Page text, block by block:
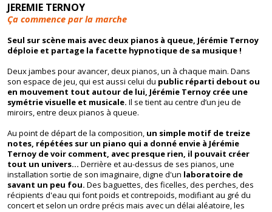
JEREMIE TERNOY
Ça commence par la marche
Seul sur scène mais avec deux pianos à queue, Jérémie Ternoy
déploie et partage la facette hypnotique de sa musique !
Deux jambes pour avancer, deux pianos, un à chaque main. Dans
son espace de jeu, qui est aussi celui du public réparti debout ou
en mouvement tout autour de lui, Jérémie Ternoy crée une
symétrie visuelle et musicale. Il se tient au centre d’un jeu de
miroirs, entre deux pianos à queue.
Au point de départ de la composition, un simple motif de treize
notes, répétées sur un piano qui a donné envie à Jérémie
Ternoy de voir comment, avec presque rien, il pouvait créer
tout un univers… Derrière et au-dessus de ses pianos, une
installation sortie de son imaginaire, digne d'un laboratoire de
savant un peu fou. Des baguettes, des ficelles, des perches, des
récipients d'eau qui font poids et contrepoids, modifiant au gré du
concert et selon un ordre précis mais avec un délai aléatoire, les